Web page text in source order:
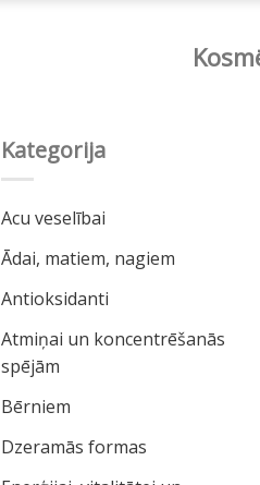
Kategorija
Acu veselībai
Ādai, matiem, nagiem
Antioksidanti
Atmiņai un koncentrēšanās
spējām
Bērniem
Dzeramās formas